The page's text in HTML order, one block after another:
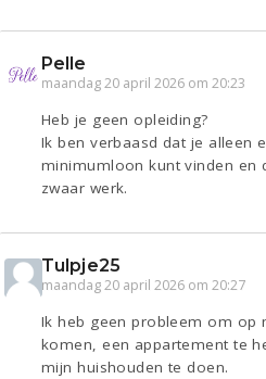
Pelle
maandag 20 april 2026 om 20:23
Heb je geen opleiding?
Ik ben verbaasd dat je alleen
minimumloon kunt vinden en
zwaar werk.
Tulpje25
maandag 20 april 2026 om 20:27
Ik heb geen probleem om op
komen, een appartement te
mijn huishouden te doen.